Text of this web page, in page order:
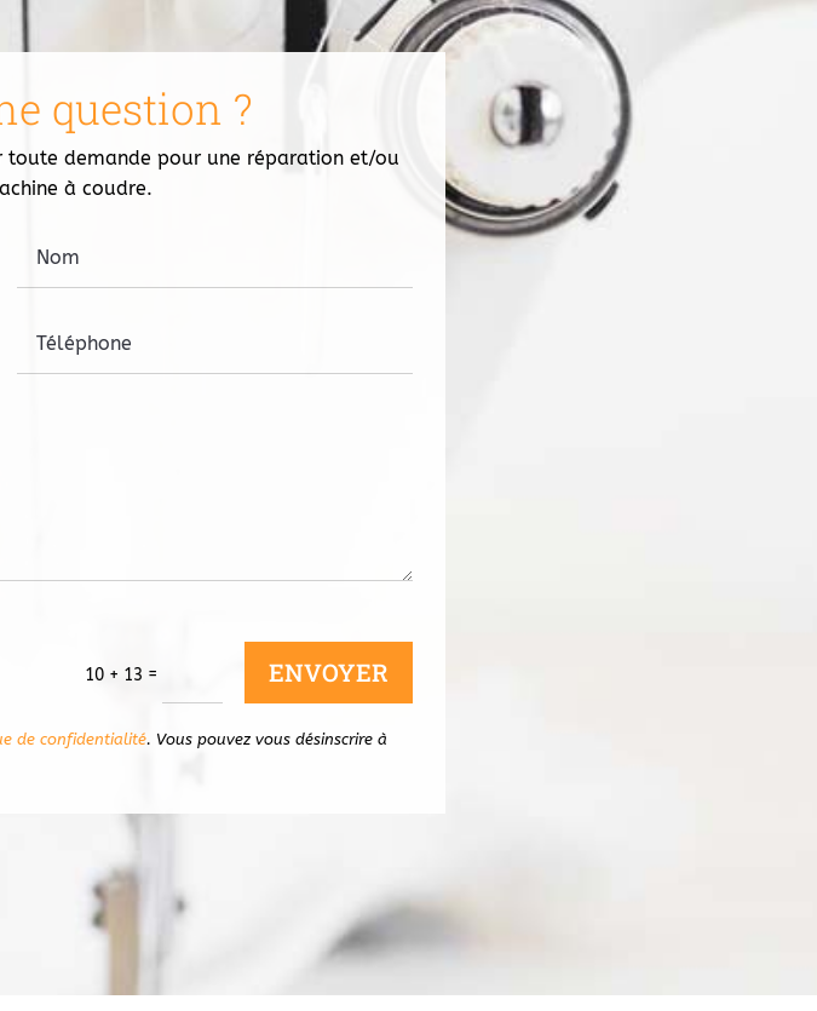
question ?
demande pour une réparation et/ou
à coudre.
10 + 13 = ENVOYER
de confidentialité. Vous pouvez vous désinscrire à